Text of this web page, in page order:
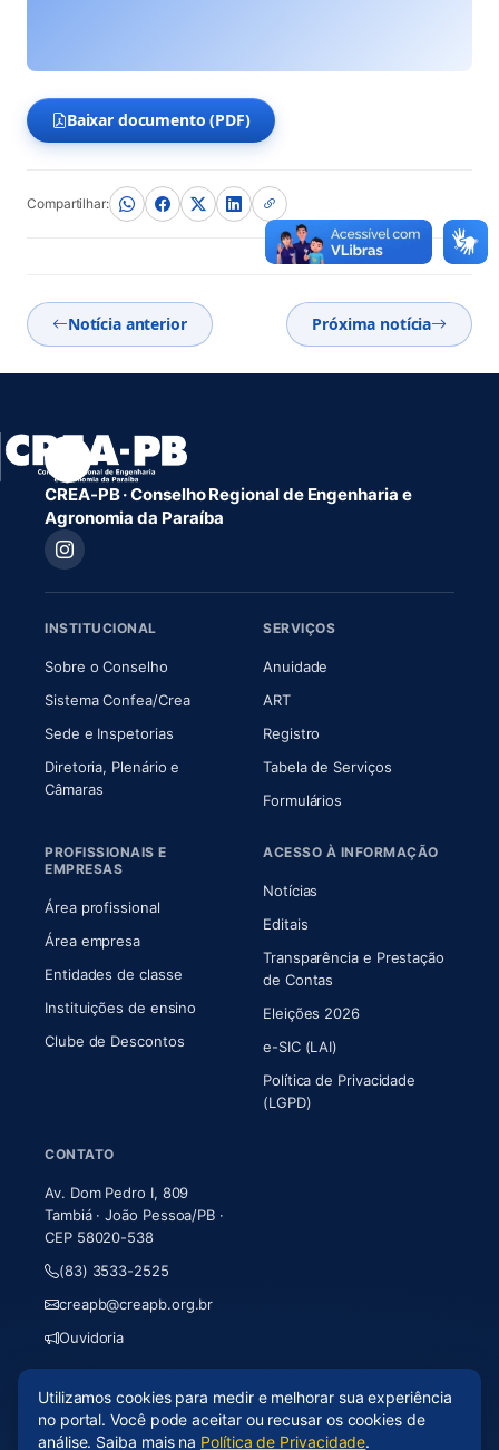
Baixar documento (PDF)
(abre em nova aba)
Compartilhar:
Notícia anterior Próxima notícia
CREA-PB · Conselho Regional de Engenharia e
Agronomia da Paraíba
INSTITUCIONAL
Sobre o Conselho(abre em nova aba)
Sistema Confea/Crea(abre em nova aba)
Sede e Inspetorias
Diretoria, Plenário e
Câmaras(abre em nova aba)
SERVIÇOS
Anuidade
ART(abre em nova aba)
Registro
Tabela de Serviços
Formulários
PROFISSIONAIS E
EMPRESAS
Área profissional
Área empresa
Entidades de classe
Instituições de ensino
Clube de Descontos
ACESSO À INFORMAÇÃO
Notícias
Editais
Transparência e Prestação
de Contas
Eleições 2026
e-SIC (LAI)
Política de Privacidade
(LGPD)
CONTATO
Av. Dom Pedro I, 809
Tambiá · João Pessoa/PB ·
CEP 58020-538
(83) 3533-2525
creapb@creapb.org.br
Ouvidoria
© 2026 CREA-PB · Todos os direitos reservados
Acessibilidade
Mapa do site· LGPD
Utilizamos cookies para medir e melhorar sua experiência
no portal. Você pode aceitar ou recusar os cookies de
análise. Saiba mais na Política de Privacidade.